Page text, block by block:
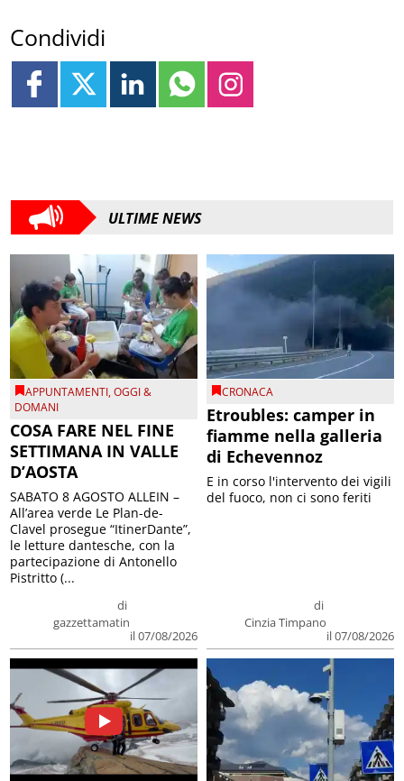
Condividi
ULTIME NEWS
APPUNTAMENTI,OGGI &
DOMANI
COSA FARE NEL FINE
SETTIMANA IN VALLE
D’AOSTA
di
gazzettamatin
il 07/08/2026
SABATO 8 AGOSTO ALLEIN –
All’area verde Le Plan-de-
Clavel prosegue “ItinerDante”,
le letture dantesche, con la
partecipazione di Antonello
Pistritto (...
CRONACA
Etroubles: camper in
fiamme nella galleria
di Echevennoz
di
Cinzia Timpano
il 07/08/2026
E in corso l'intervento dei vigili
del fuoco, non ci sono feriti